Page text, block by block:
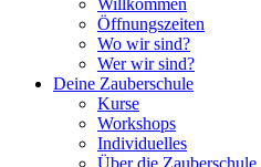
Willkommen
Öffnungszeiten
Wo wir sind?
Wer wir sind?
Deine Zauberschule
Kurse
Workshops
Individuelles
Über die Zauberschule